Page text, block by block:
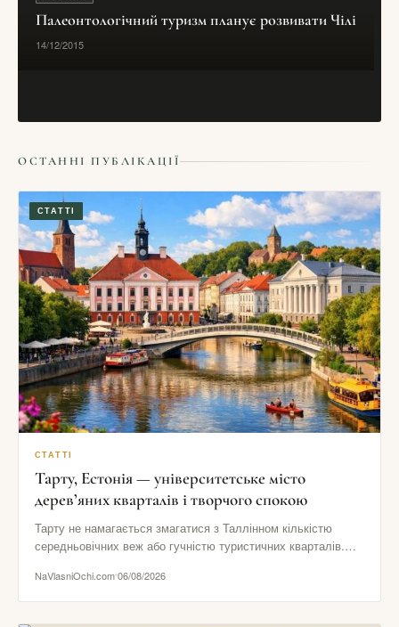
Палеонтологічний туризм планує розвивати Чілі
14/12/2015
Познані
14/12/2015
ОСТАННІ ПУБЛІКАЦІЇ
СТАТТІ
СТАТТІ
Тарту, Естонія — університетське місто
дерев’яних кварталів і творчого спокою
Тарту не намагається змагатися з Таллінном кількістю
середньовічних веж або гучністю туристичних кварталів.
NaVlasniOchi.com06/08/2026